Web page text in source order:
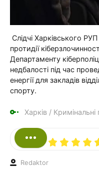
Слідчі Харківського
протидії
Департаменту
недбалості під час
енергії для закладів
спорту.
Харків / Кримінальні
Redaktor